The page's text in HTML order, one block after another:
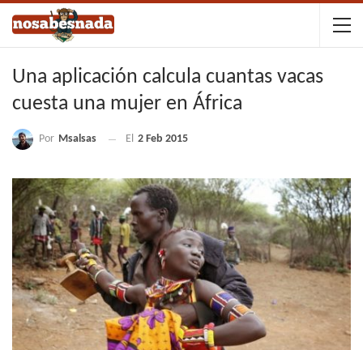
Una aplicación calcula cuantas vacas
cuesta una mujer en África
Por Msalsas El 2 Feb 2015